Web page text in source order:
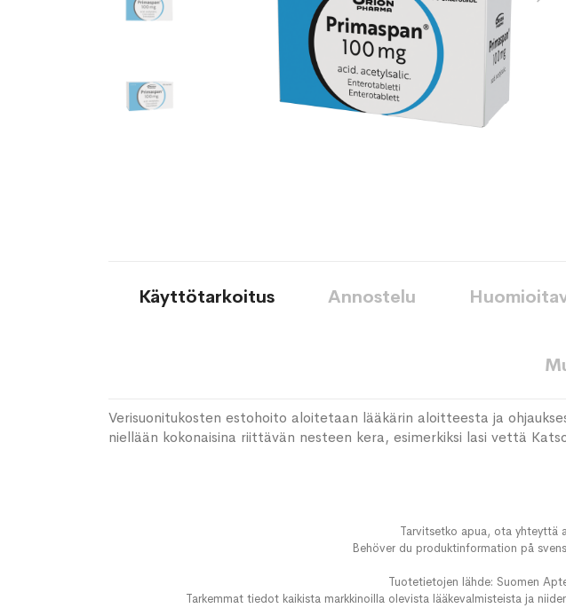
Käyttötarkoitus
Verisuonitukosten estohoito aloitetaan lääkärin aloitteesta ja
niellään kokonaisina riittävän nesteen kera, esimerkiksi lasi vettä
Annostelu
Tarvitsetko apua, ota yhteyttä
Behöver du produktinformation på
Tuotetietojen lähde: Suomen
Tarkemmat tiedot kaikista markkinoilla olevista lääkevalmisteista ja